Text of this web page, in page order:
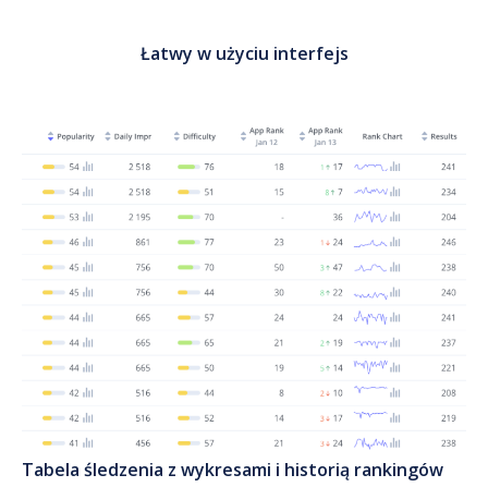
Łatwy w użyciu interfejs
Tabela śledzenia z wykresami i historią rankingów